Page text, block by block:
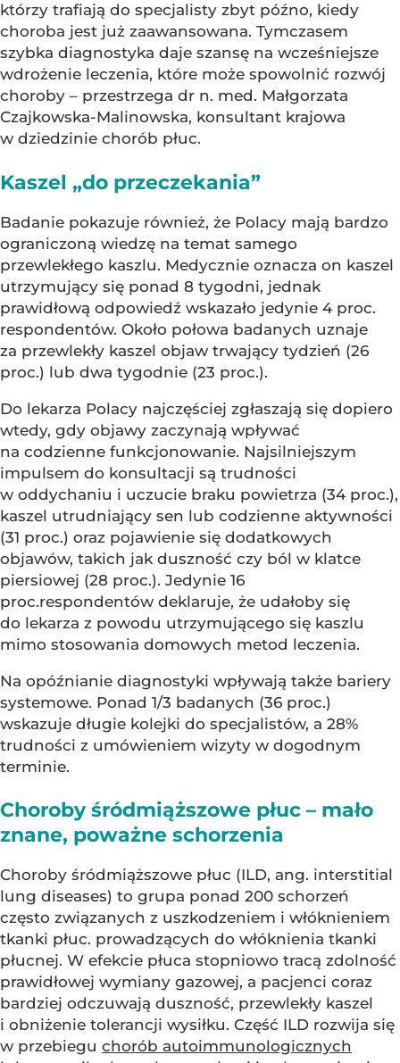
którzy trafiają do specjalisty zbyt późno, kiedy
choroba jest już zaawansowana. Tymczasem
szybka diagnostyka daje szansę na wcześniejsze
wdrożenie leczenia, które może spowolnić rozwój
choroby – przestrzega dr n. med. Małgorzata
Czajkowska-Malinowska, konsultant krajowa
w dziedzinie chorób płuc.
Kaszel „do przeczekania”
Badanie pokazuje również, że Polacy mają bardzo
ograniczoną wiedzę na temat samego
przewlekłego kaszlu. Medycznie oznacza on kaszel
utrzymujący się ponad 8 tygodni, jednak
prawidłową odpowiedź wskazało jedynie 4 proc.
respondentów. Około połowa badanych uznaje
za przewlekły kaszel objaw trwający tydzień (26
proc.) lub dwa tygodnie (23 proc.).
Do lekarza Polacy najczęściej zgłaszają się dopiero
wtedy, gdy objawy zaczynają wpływać
na codzienne funkcjonowanie. Najsilniejszym
impulsem do konsultacji są trudności
w oddychaniu i uczucie braku powietrza (34 proc.),
kaszel utrudniający sen lub codzienne aktywności
(31 proc.) oraz pojawienie się dodatkowych
objawów, takich jak duszność czy ból w klatce
piersiowej (28 proc.). Jedynie 16
proc.respondentów deklaruje, że udałoby się
do lekarza z powodu utrzymującego się kaszlu
mimo stosowania domowych metod leczenia.
Na opóźnianie diagnostyki wpływają także bariery
systemowe. Ponad 1/3 badanych (36 proc.)
wskazuje długie kolejki do specjalistów, a 28%
trudności z umówieniem wizyty w dogodnym
terminie.
Choroby śródmiąższowe płuc – mało
znane, poważne schorzenia
Choroby śródmiąższowe płuc (ILD, ang. interstitial
lung diseases) to grupa ponad 200 schorzeń
często związanych z uszkodzeniem i włóknieniem
tkanki płuc. prowadzących do włóknienia tkanki
płucnej. W efekcie płuca stopniowo tracą zdolność
prawidłowej wymiany gazowej, a pacjenci coraz
bardziej odczuwają duszność, przewlekły kaszel
i obniżenie tolerancji wysiłku. Część ILD rozwija się
w przebiegu chorób autoimmunologicznych